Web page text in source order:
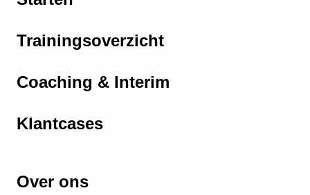
Trainingsoverzicht
Coaching & Interim
Klantcases
Over ons